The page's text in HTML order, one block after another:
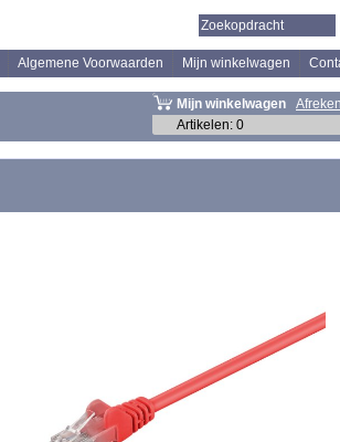
Algemene Voorwaarden Mijn winkelwagen
Mijn winkelwagen
Artikelen: 0